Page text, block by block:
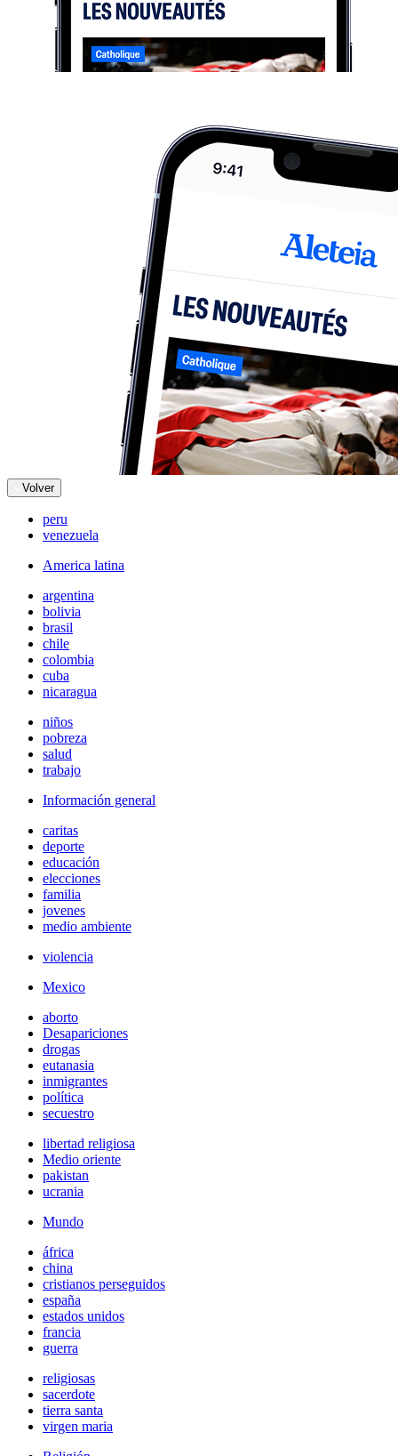
Volver
peru
venezuela
America latina
argentina
bolivia
brasil
chile
colombia
cuba
nicaragua
niños
pobreza
salud
trabajo
Información general
caritas
deporte
educación
elecciones
familia
jovenes
medio ambiente
violencia
Mexico
aborto
Desapariciones
drogas
eutanasia
inmigrantes
política
secuestro
libertad religiosa
Medio oriente
pakistan
ucrania
Mundo
áfrica
china
cristianos perseguidos
españa
estados unidos
francia
guerra
religiosas
sacerdote
tierra santa
virgen maria